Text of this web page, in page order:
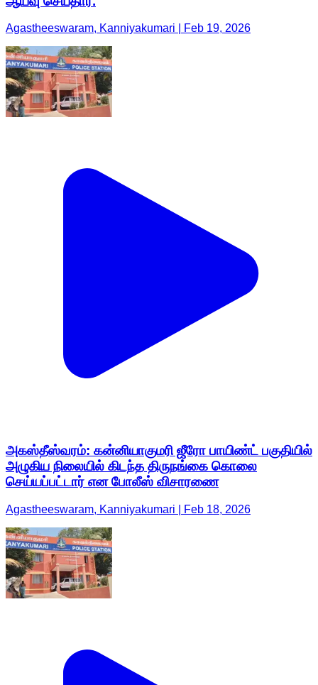
Agastheeswaram, Kanniyakumari | Feb 19, 2026
அகஸ்தீஸ்வரம்: கன்னியாகுமரி ஜீரோ பாயிண்ட் பகுதியில்
அழுகிய நிலையில் கிடந்த திருநங்கை கொலை
செய்யப்பட்டார் என போலீஸ் விசாரணை
Agastheeswaram, Kanniyakumari | Feb 18, 2026